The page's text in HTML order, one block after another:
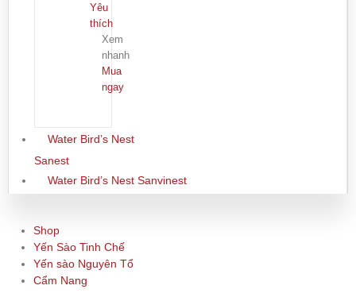
Yêu
thích
Xem
nhanh
Mua
ngay
Water Bird’s Nest
Sanest
Water Bird’s Nest Sanvinest
Shop
Yến Sào Tinh Chế
Yến sào Nguyên Tổ
Cẩm Nang